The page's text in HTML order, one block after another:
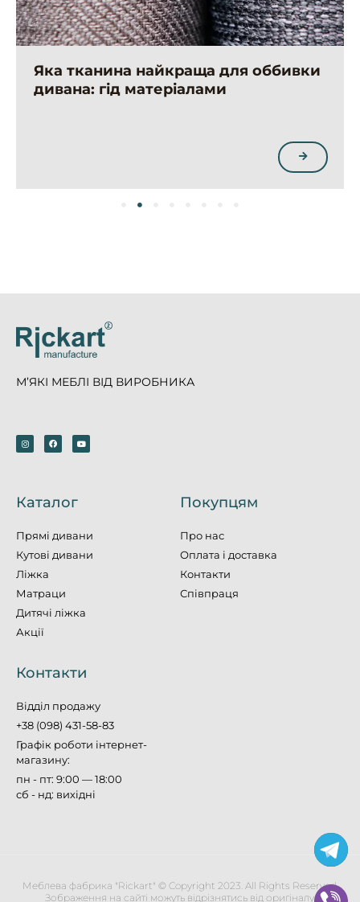
Яка тканина найкраща для оббивки
дивана: гід матеріалами
М’ЯКІ МЕБЛІ ВІД ВИРОБНИКА
Каталог
Прямі дивани
Кутові дивани
Ліжка
Матраци
Дитячі ліжка
Акції
Покупцям
Про нас
Оплата і доставка
Контакти
Співпраця
Контакти
Відділ продажу
+38 (098) 431-58-83
Графік роботи інтернет-
магазину:
пн - пт: 9:00 — 18:00
сб - нд: вихідні
Меблева фабрика "Rickart" © Copyright 2023. All Rights Reserved.
Зображення на сайті можуть відрізнятись від оригіналу.